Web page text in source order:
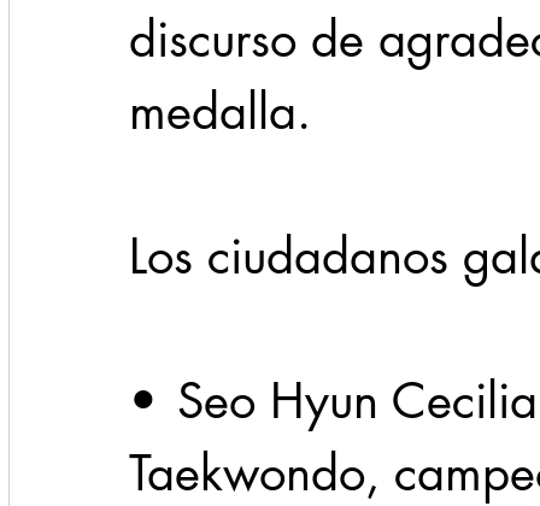
discurso de
medalla.
Los ciudadanos
•	Seo Hyun Cecilia Lee Kim de
Taekwondo,